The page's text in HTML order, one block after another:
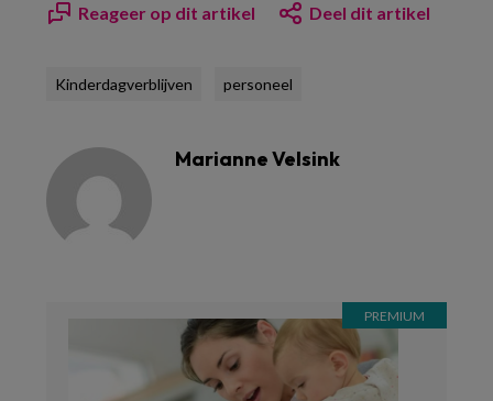
Reageer op dit artikel Deel dit artikel
Kinderdagverblijven personeel
Marianne Velsink